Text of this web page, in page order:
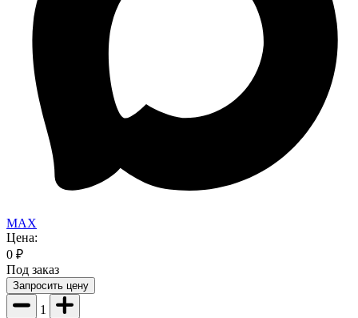
MAX
Цена:
0 ₽
Под заказ
Запросить цену
1